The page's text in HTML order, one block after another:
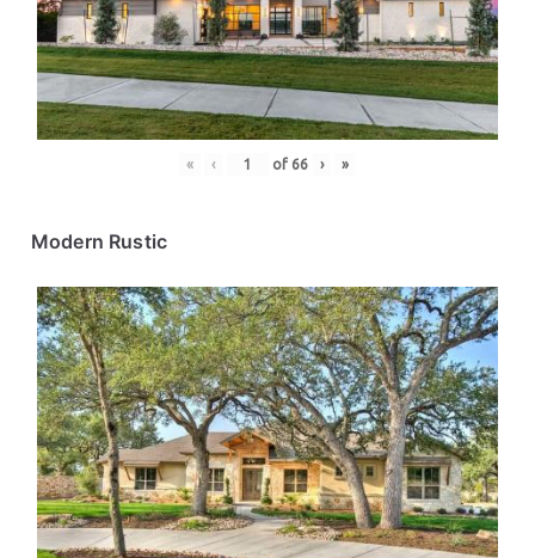
« ‹ of 66 › »
Modern Rustic